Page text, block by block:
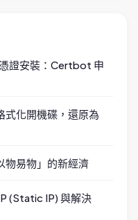
證安裝：Certbot 申
式化開機碟，還原為
易物」的新經濟
(Static IP) 與解決